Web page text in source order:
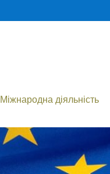
Міжнародна діяльність